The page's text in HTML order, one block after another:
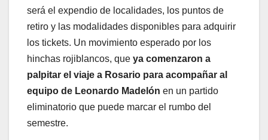
será el expendio de localidades, los puntos de
retiro y las modalidades disponibles para adquirir
los tickets. Un movimiento esperado por los
hinchas rojiblancos, que ya comenzaron a
palpitar el viaje a Rosario para acompañar al
equipo de Leonardo Madelón en un partido
eliminatorio que puede marcar el rumbo del
semestre.